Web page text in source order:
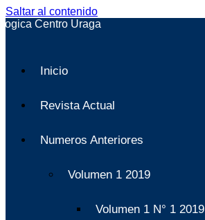
Saltar al contenido
Inicio
Revista Actual
Numeros Anteriores
Volumen 1 2019
Volumen 1 N° 1 2019